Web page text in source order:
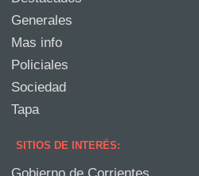
Generales
Mas info
Policiales
Sociedad
Tapa
SITIOS DE INTERÉS: